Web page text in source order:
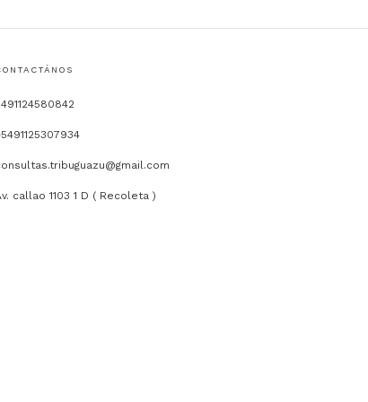
callao 1103 1 D ( Recoleta )